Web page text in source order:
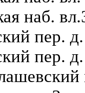
наб.
пер.
пер.